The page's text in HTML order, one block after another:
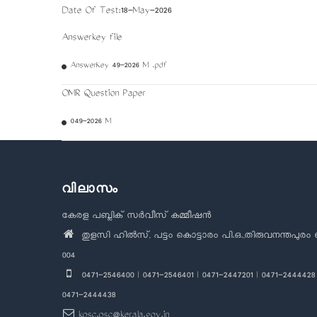
Date Of Test:18-May-2026
Answerkey file
AnswerKey 49-2026 M .pdf
OMR Question Paper
049-2026 M
വിലാസം
കേരള പബ്ലിക് സർവീസ് കമ്മീഷൻ
തുളസി ഹിൽസ്, പട്ടം കൊട്ടാരം പി.ഒ.,തിരുവനന്തപുരം
004
0471-2546400 | 0471-2546401 | 0471-2447201 | 0471-
0471-2444438